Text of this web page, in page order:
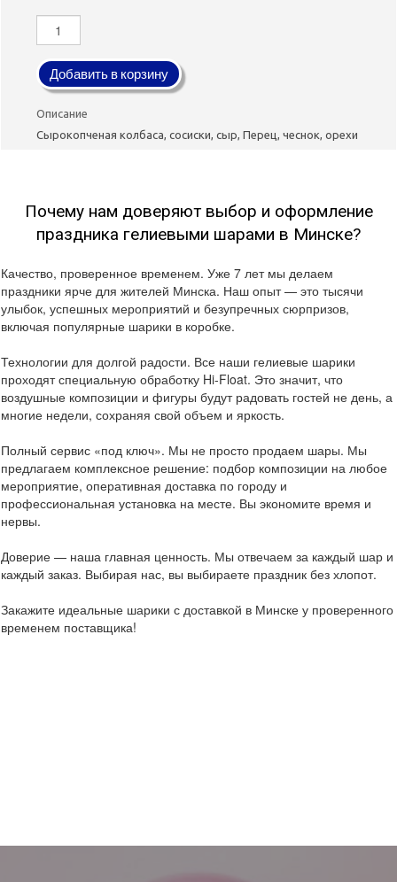
Добавить в корзину
Описание
Сырокопченая колбаса, сосиски, сыр, Перец, чеснок, орехи
Почему нам доверяют выбор и оформление
праздника гелиевыми шарами в Минске?
Качество, проверенное временем. Уже 7 лет мы делаем
праздники ярче для жителей Минска. Наш опыт — это тысячи
улыбок, успешных мероприятий и безупречных сюрпризов,
включая популярные шарики в коробке.
Технологии для долгой радости. Все наши гелиевые шарики
проходят специальную обработку Hi-Float. Это значит, что
воздушные композиции и фигуры будут радовать гостей не день, а
многие недели, сохраняя свой объем и яркость.
Полный сервис «под ключ». Мы не просто продаем шары. Мы
предлагаем комплексное решение: подбор композиции на любое
мероприятие, оперативная доставка по городу и
профессиональная установка на месте. Вы экономите время и
нервы.
Доверие — наша главная ценность. Мы отвечаем за каждый шар и
каждый заказ. Выбирая нас, вы выбираете праздник без хлопот.
Закажите идеальные шарики с доставкой в Минске у проверенного
временем поставщика!